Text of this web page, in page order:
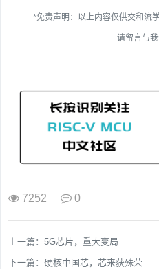
*免责声明：以上内容仅供交和流
请留言与我
7252 0
上一篇： 5G芯片，重大变局
下一篇： 硬核中国芯，芯来获殊荣